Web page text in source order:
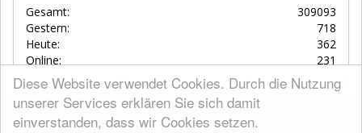
Diese Website verwendet Cookies. Durch die Nutzung
unserer Services erklären Sie sich damit
einverstanden, dass wir Cookies setzen.
Gesamt:
309093
Gestern:
718
Heute:
362
Online:
231
AGBs